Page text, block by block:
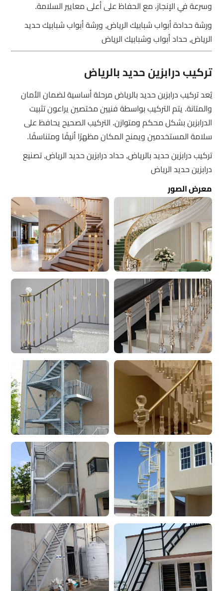
وسرعة في الإنجاز، مع الحفاظ على أعلى معايير السلامة.
ورشة حدادة أبواب شبابيك الرياض, ورشة أبواب شبابيك حديد
الرياض, حداد أبواب وشبابيك الرياض
تركيب درابزين حديد بالرياض
يُعد تركيب درابزين حديد بالرياض مرحلة أساسية لضمان الأمان
والمتانة. يتم التركيب بواسطة فنيين مختصين يراعون تثبيت
الدرابزين بشكل محكم ومتوازن. التركيب الصحيح يحافظ على
سلامة المستخدمين ويمنح المكان مظهرًا أنيقًا ومتناسقًا.
تركيب درابزين حديد بالرياض, حداد درابزين حديد الرياض, تصنيع
درابزين حديد الرياض
معرض الصور